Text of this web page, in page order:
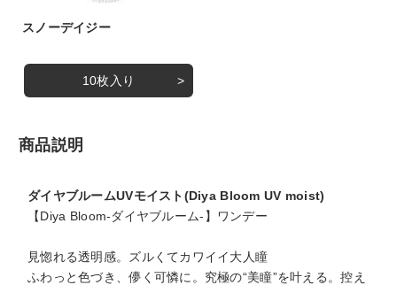
スノーデイジー
10枚入り
商品説明
ダイヤブルームUVモイスト(Diya Bloom UV moist)
【Diya Bloom-ダイヤブルーム-】ワンデー
見惚れる透明感。ズルくてカワイイ大人瞳
ふわっと色づき、儚く可憐に。究極の“美瞳”を叶える。控え